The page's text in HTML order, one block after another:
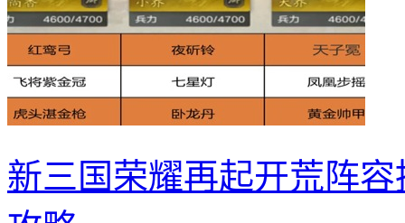
新三国荣耀再起开荒阵